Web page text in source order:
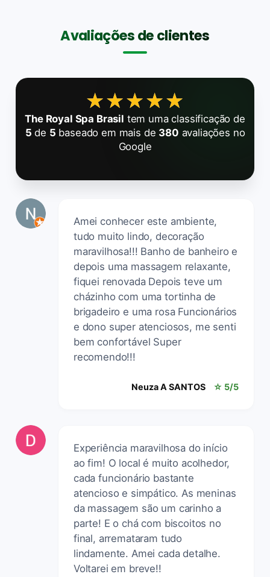
Avaliações de clientes
★★★★★
★★★★★
The Royal Spa Brasil tem uma classificação de
5 de 5 baseado em mais de 380 avaliações no
Google
Amei conhecer este ambiente,
tudo muito lindo, decoração
maravilhosa!!! Banho de banheiro e
depois uma massagem relaxante,
fiquei renovada Depois teve um
cházinho com uma tortinha de
brigadeiro e uma rosa Funcionários
e dono super atenciosos, me senti
bem confortável Super
recomendo!!!
Neuza A SANTOS ☆ 5/5
Experiência maravilhosa do início
ao fim! O local é muito acolhedor,
cada funcionário bastante
atencioso e simpático. As meninas
da massagem são um carinho a
parte! E o chá com biscoitos no
final, arremataram tudo
lindamente. Amei cada detalhe.
Voltarei em breve!!